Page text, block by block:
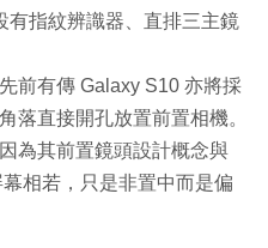
有指紋辨識器、直排三主鏡
前有傳 Galaxy S10 亦將採
落直接開孔放置前置相機。
為其前置鏡頭設計概念與
相若，只是非置中而是偏